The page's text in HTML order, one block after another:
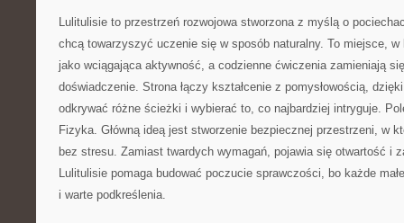
Lulitulisie to przestrzeń rozwojowa stworzona z myślą o
chcą towarzyszyć uczenie się w sposób naturalny. To miejsce, w
jako wciągająca aktywność, a codzienne ćwiczenia zamieniają
doświadczenie. Strona łączy kształcenie z pomysłowością,
odkrywać różne ścieżki i wybierać to, co najbardziej intryguje.
Fizyka. Główną ideą jest stworzenie bezpiecznej przestrzeni, w
bez stresu. Zamiast twardych wymagań, pojawia się otwartość i
Lulitulisie pomaga budować poczucie sprawczości, bo każde
i warte podkreślenia.